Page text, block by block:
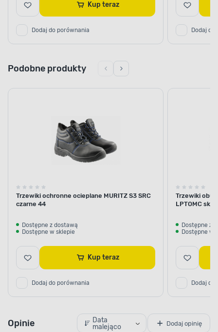
Kup teraz
Dodaj do porównania Dodaj do
Podobne produkty
Trzewiki ochronne ocieplane MURITZ S3 SRC
czarne 44
Dostępne z dostawą
Dostępne w sklepie
Kup teraz
Dodaj do porównania
Trzewiki
LPTOMC
Dostępne z
Dostępne w
Dodaj do
Opinie
Data
malejąco
Dodaj opinię